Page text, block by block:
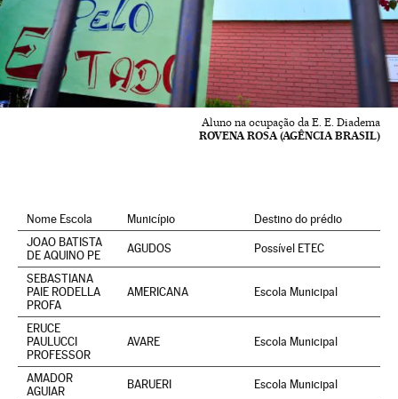
Aluno na ocupação da E. E. Diadema
ROVENA ROSA (AGÊNCIA BRASIL)
Nome Escola Município
Destino do prédio
JOAO BATISTA
DE AQUINO PE
AGUDOS Possível ETEC
SEBASTIANA
PAIE RODELLA
PROFA
AMERICANA Escola Municipal
ERUCE
PAULUCCI
PROFESSOR
AVARE Escola Municipal
AMADOR
AGUIAR
BARUERI Escola Municipal